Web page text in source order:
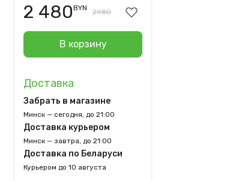
2 480BYN 2980
В корзину
Доставка
Забрать в магазине
Минск — сегодня, до 21:00
Доставка курьером
Минск — завтра, до 21:00
Доставка по Беларуси
Курьером до 10 августа